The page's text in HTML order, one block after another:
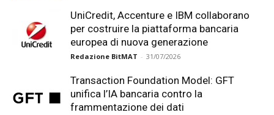
UniCredit, Accenture e IBM collaborano
per costruire la piattaforma bancaria
europea di nuova generazione
Redazione BitMAT - 31/07/2026
Transaction Foundation Model: GFT
unifica l’IA bancaria contro la
frammentazione dei dati